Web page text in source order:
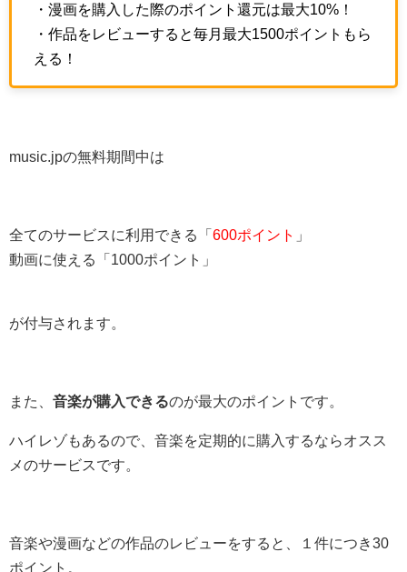
・漫画を購入した際のポイント還元は最大10%！
・作品をレビューすると毎月最大1500ポイントもら
える！
music.jpの無料期間中は
全てのサービスに利用できる「 600ポイント
」
動画に使える「1000ポイント」
が付与されます。
また、 音楽が購入できるのが最大のポイントです。
ハイレゾもあるので、音楽を定期的に購入するならオスス
メのサービスです。
音楽や漫画などの作品のレビューをすると、１件につき30
ポイント。